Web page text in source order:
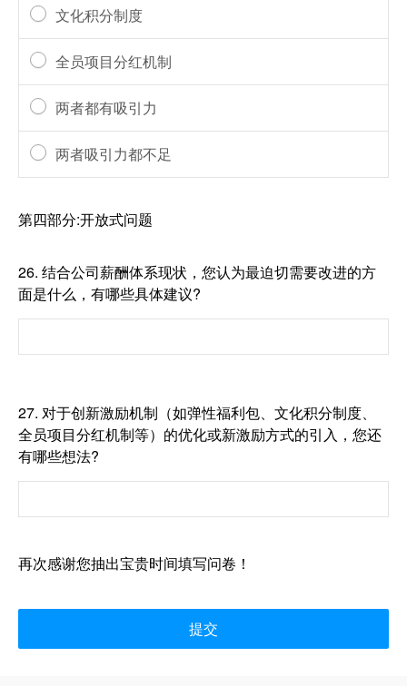
文化积分制度
全员项目分红机制
两者都有吸引力
两者吸引力都不足
第四部分:开放式问题
26. 结合公司薪酬体系现状，您认为最迫切需要改进的方
面是什么，有哪些具体建议?
27. 对于创新激励机制（如弹性福利包、文化积分制度、
全员项目分红机制等）的优化或新激励方式的引入，您还
有哪些想法?
再次感谢您抽出宝贵时间填写问卷！
提交